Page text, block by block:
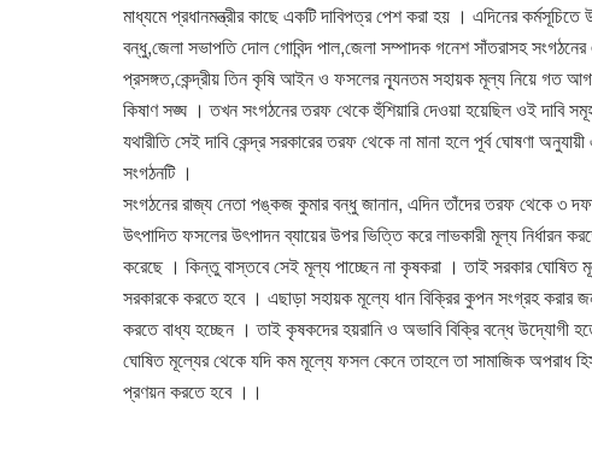
মাধ্যমে প্রধানমন্ত্রীর কাছে একটি দাবিপত্র পেশ করা হয় । এদিনের
বন্ধু,জেলা সভাপতি দোল গোবিন্দ পাল,জেলা সম্পাদক গনেশ সাঁতরাসহ সংগঠনের
প্রসঙ্গত,কেন্দ্রীয় তিন কৃষি আইন ও ফসলের ন্যূনতম সহায়ক মূল্য নিয়ে গত
কিষাণ সঙ্ঘ । তখন সংগঠনের তরফ থেকে হুঁশিয়ারি দেওয়া হয়েছিল ওই দাবি
যথারীতি সেই দাবি কেন্দ্র সরকারের তরফ থেকে না মানা হলে পূর্ব ঘোষণা
সংগঠনটি ।
সংগঠনের রাজ্য নেতা পঙ্কজ কুমার বন্ধু জানান, এদিন তাঁদের তরফ থেকে ৩
উৎপাদিত ফসলের উৎপাদন ব্যায়ের উপর ভিত্তি করে লাভকারী মূল্য নির্ধারন
করেছে । কিন্তু বাস্তবে সেই মূল্য পাচ্ছেন না কৃষকরা । তাই সরকার ঘোষিত
সরকারকে করতে হবে । এছাড়া সহায়ক মূল্যে ধান বিক্রির কুপন সংগ্রহ করার
করতে বাধ্য হচ্ছেন । তাই কৃষকদের হয়রানি ও অভাবি বিক্রি বন্ধে উদ্যোগী
ঘোষিত মূল্যের থেকে যদি কম মূল্যে ফসল কেনে তাহলে তা সামাজিক অপরাধ
প্রণয়ন করতে হবে ।।